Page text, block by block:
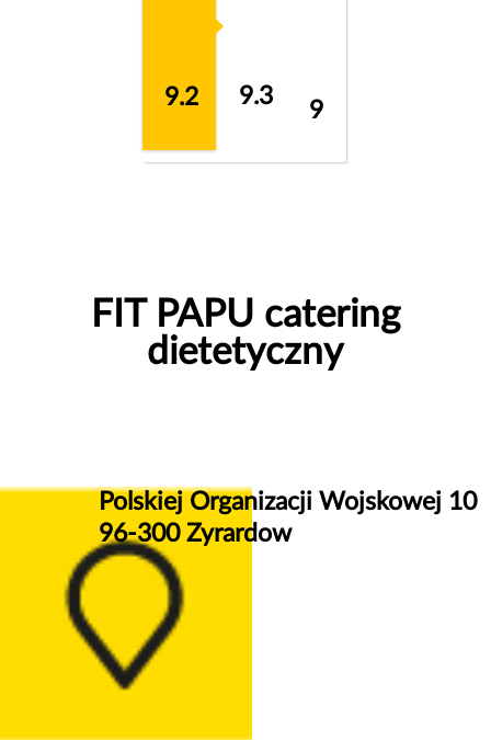
9.2 9.3
9
FIT PAPU catering
dietetyczny
Polskiej Organizacji Wojskowej 10
96-300 Zyrardow